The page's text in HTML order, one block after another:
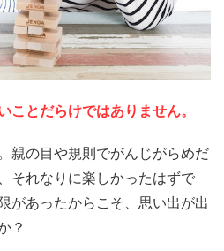
ことだらけではありません。
親の目や規則でがんじがらめだ
それなりに楽しかったはずで
があったからこそ、思い出が出
？